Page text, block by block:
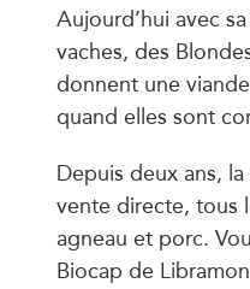
Aujourd’hui avec
vaches, des
donnent une
quand elles sont
Depuis deux ans,
vente directe, tous
agneau et porc.
Biocap de